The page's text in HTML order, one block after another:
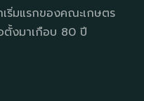
เริ่มแรกของคณะเกษตร
ตั้งมาเกือบ 80 ปี